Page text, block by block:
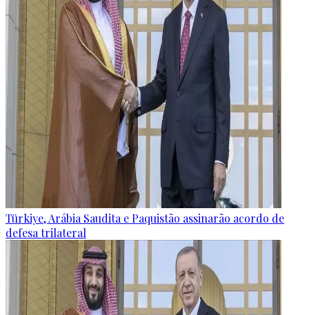
Türkiye, Arábia Saudita e Paquistão assinarão acordo de
defesa trilateral